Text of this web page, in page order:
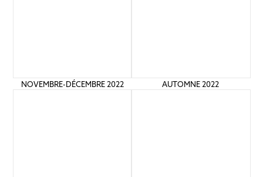
NOVEMBRE-DÉCEMBRE 2022 AUTOMNE 2022